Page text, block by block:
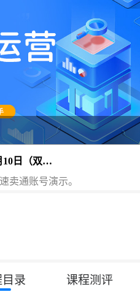
10日（双
卖通账号演示。
录 课程测评